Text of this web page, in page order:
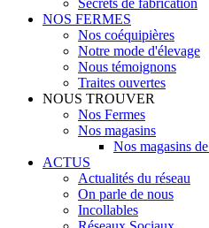
Secrets de fabrication
NOS FERMES
Nos coéquipières
Notre mode d'élevage
Nous témoignons
Traites ouvertes
NOUS TROUVER
Nos Fermes
Nos magasins
Nos magasins
ACTUS
Actualités du réseau
On parle de nous
Incollables